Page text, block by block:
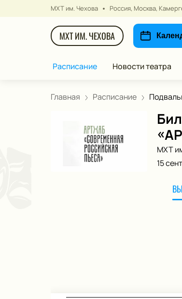
МХТ им. Чехова Россия, Москва,
МХТ ИМ. ЧЕХОВА
Расписание Новости театра
Главная Расписание
МХТ
15